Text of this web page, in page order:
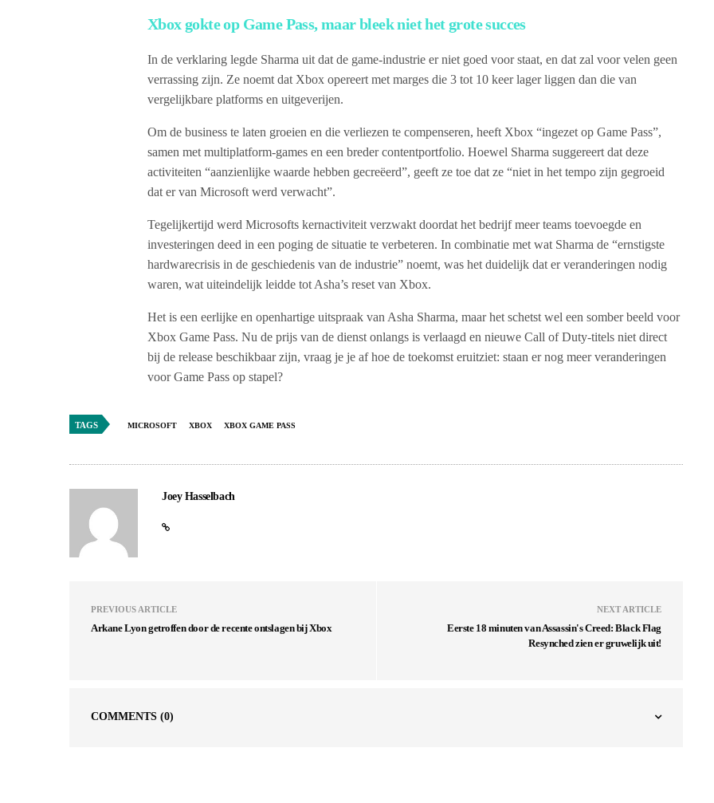
Xbox gokte op Game Pass, maar bleek niet het grote succes
In de verklaring legde Sharma uit dat de game-industrie er niet goed voor staat, en dat zal voor velen geen
verrassing zijn. Ze noemt dat Xbox opereert met marges die 3 tot 10 keer lager liggen dan die van
vergelijkbare platforms en uitgeverijen.
Om de business te laten groeien en die verliezen te compenseren, heeft Xbox “ingezet op Game Pass”,
samen met multiplatform-games en een breder contentportfolio. Hoewel Sharma suggereert dat deze
activiteiten “aanzienlijke waarde hebben gecreëerd”, geeft ze toe dat ze “niet in het tempo zijn gegroeid
dat er van Microsoft werd verwacht”.
Tegelijkertijd werd Microsofts kernactiviteit verzwakt doordat het bedrijf meer teams toevoegde en
investeringen deed in een poging de situatie te verbeteren. In combinatie met wat Sharma de “ernstigste
hardwarecrisis in de geschiedenis van de industrie” noemt, was het duidelijk dat er veranderingen nodig
waren, wat uiteindelijk leidde tot Asha’s reset van Xbox.
Het is een eerlijke en openhartige uitspraak van Asha Sharma, maar het schetst wel een somber beeld voor
Xbox Game Pass. Nu de prijs van de dienst onlangs is verlaagd en nieuwe Call of Duty-titels niet direct
bij de release beschikbaar zijn, vraag je je af hoe de toekomst eruitziet: staan ​​er nog meer veranderingen
voor Game Pass op stapel?
TAGS MICROSOFT XBOX XBOX GAME PASS
Joey Hasselbach
PREVIOUS ARTICLE
Arkane Lyon getroffen door de recente ontslagen bij Xbox
NEXT ARTICLE
Eerste 18 minuten van Assassin's Creed: Black Flag
Resynched zien er gruwelijk uit!
COMMENTS (0)